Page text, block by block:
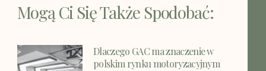
Mogą Ci Się Także Spodobać:
Dlaczego GAC ma znaczenie w
polskim rynku motoryzacyjnym